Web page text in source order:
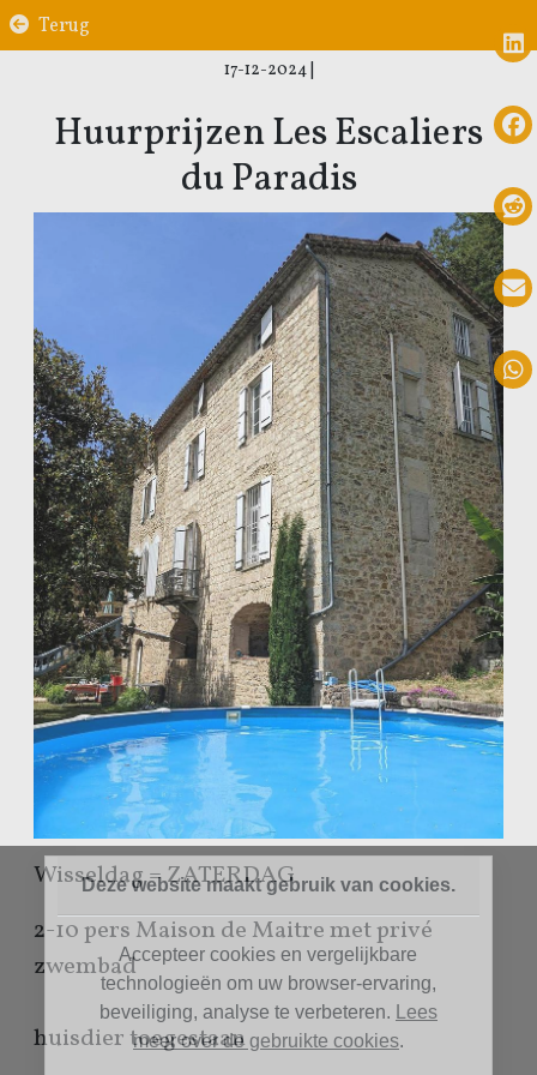
Terug
17-12-2024|
Huurprijzen Les Escaliers
du Paradis
Wisseldag = ZATERDAG
2-10 pers Maison de Maitre met privé
zwembad
huisdier toegestaan
Deze website maakt gebruik van cookies.
Accepteer cookies en vergelijkbare
technologieën om uw browser-ervaring,
beveiliging, analyse te verbeteren.
Lees
meer over de gebruikte cookies.